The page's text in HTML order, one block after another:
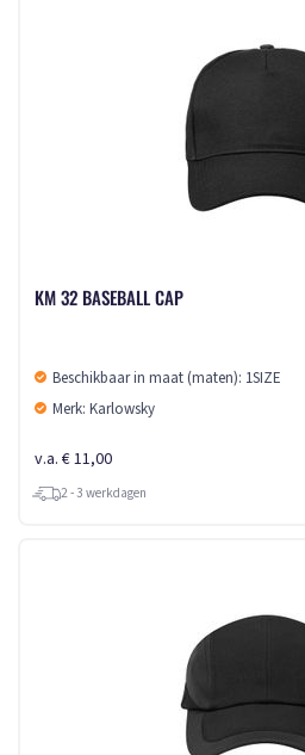
KM 32 BASEBALL CAP
Beschikbaar in maat (maten): 1SIZE
Merk: Karlowsky
v.a. € 11,00
2 - 3 werkdagen